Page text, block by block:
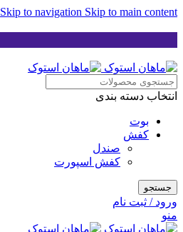
Skip to navigation Skip to main content
انتخاب دسته بندی
بوت
کفش
صندل
کفش اسپورت
جستجو
ورود / ثبت نام
منو